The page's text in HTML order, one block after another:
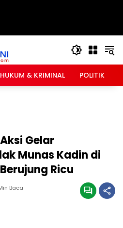
HUKUM & KRIMINAL POLITIK
Gelar
Munas Kadin di
Ricu
Baca